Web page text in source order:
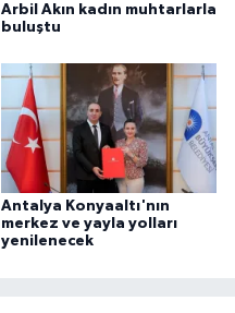
Arbil Akın kadın muhtarlarla
buluştu
Antalya Konyaaltı'nın
merkez ve yayla yolları
yenilenecek